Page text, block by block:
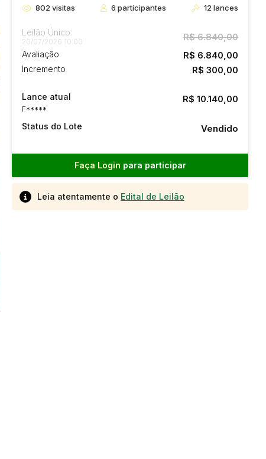
802 visitas 6 participantes 12 lances
Leilão Único
20/07/2026 10:00 R$ 6.840,00
Avaliação R$ 6.840,00
Incremento R$ 300,00
Lance atual
F*****
R$ 10.140,00
Status do Lote Vendido
Faça Login para participar
Leia atentamente o Edital de Leilão